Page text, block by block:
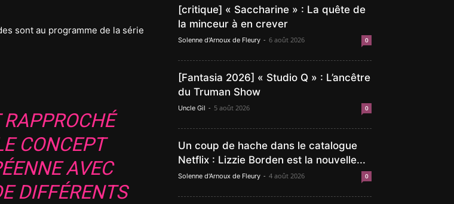
sont au programme de la série
CONCEPT
AVEC
DIFFÉRENTS
[critique] « Saccharine » : La quête de
la minceur à en crever
Solenne d'Arnoux de Fleury - 6 août 2026 0
[Fantasia 2026] « Studio Q » : L’ancêtre
du Truman Show
Uncle Gil - 5 août 2026 0
Un coup de hache dans le catalogue
Netflix : Lizzie Borden est la nouvelle...
Solenne d'Arnoux de Fleury - 4 août 2026 0